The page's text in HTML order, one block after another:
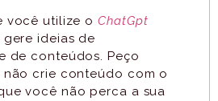
você utilize oChatGpt
ideias de
de conteúdos. Peço
crie conteúdo com o
você não perca a sua